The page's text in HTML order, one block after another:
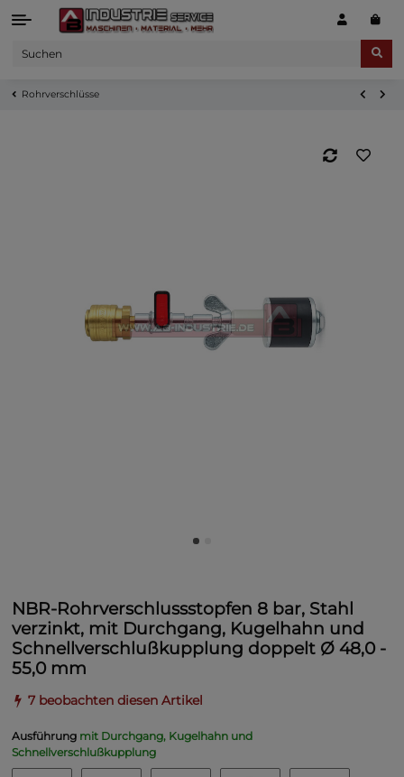
Rohrverschlüsse
NBR-Rohrverschlussstopfen 8 bar, Stahl
verzinkt, mit Durchgang, Kugelhahn und
Schnellverschlußkupplung doppelt Ø 48,0 -
55,0 mm
7 beobachten diesen Artikel
Ausführung mit Durchgang, Kugelhahn und
Schnellverschlußkupplung